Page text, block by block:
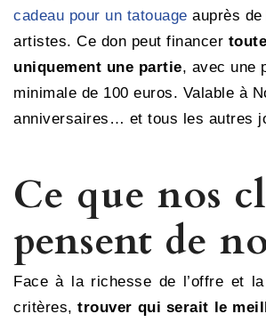
cadeau pour un tatouage auprès de
artistes. Ce don peut financer
uniquement une partie, avec une
minimale de 100 euros. Valable à
anniversaires… et tous les autres
Ce que nos
pensent de
Face à la richesse de l’offre et
critères,trouver qui serait le